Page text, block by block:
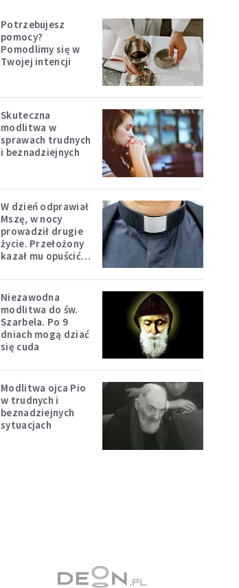
Potrzebujesz
pomocy?
Pomodlimy się w
Twojej intencji
Skuteczna
modlitwa w
sprawach trudnych
i beznadziejnych
W dzień odprawiał
Mszę, w nocy
prowadził drugie
życie. Przełożony
kazał mu opuścić
Niezawodna
modlitwa do św.
Szarbela. Po 9
dniach mogą dziać
się cuda
Modlitwa ojca Pio
w trudnych i
beznadziejnych
sytuacjach